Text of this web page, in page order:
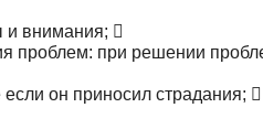
и внимания; 
проблем: при решении
он приносил страдания; 